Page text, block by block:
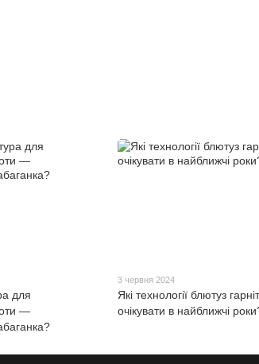
для
—
3 червня 2024
Які технології блютуз
очікувати в найближчі